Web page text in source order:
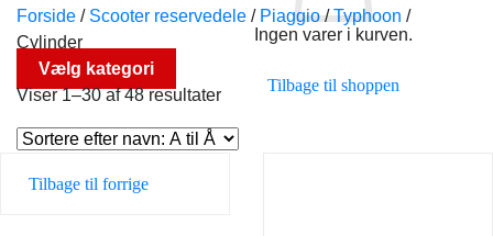
Ingen varer i kurven.
Tilbage til shoppen
Forside / Scooter reservedele / Piaggio / Typhoon /
Cylinder
Vælg kategori
Viser 1–30 af 48 resultater
Tilbage til forrige